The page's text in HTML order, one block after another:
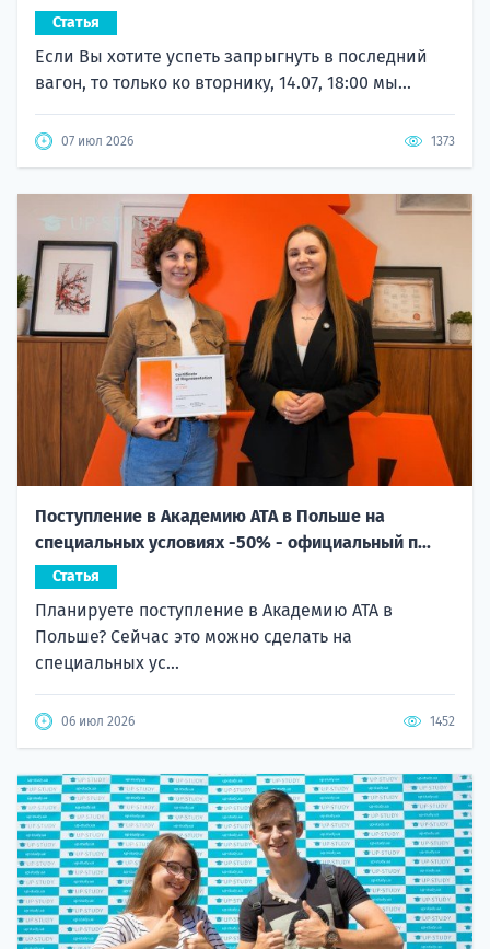
Статья
Если Вы хотите успеть запрыгнуть в последний
вагон, то только ко вторнику, 14.07, 18:00 мы...
07 июл 2026 1373
Поступление в Академию ATA в Польше на
специальных условиях -50% - официальный п...
Статья
Планируете поступление в Академию ATA в
Польше? Сейчас это можно сделать на
специальных ус...
06 июл 2026 1452